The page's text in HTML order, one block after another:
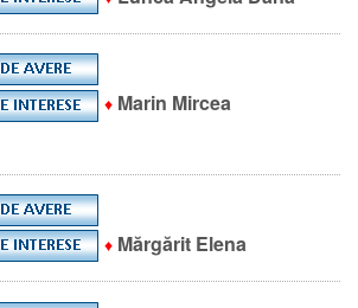
♦ Marin Mircea
♦ Mărgărit Elena